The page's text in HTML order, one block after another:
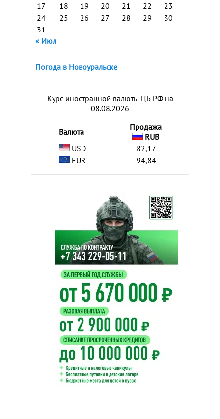
17 18 19 20 21 22
23
24
25 26 27 28 29
30
31
« Июл
Погода в Новоуральске
Курс иностранной валюты ЦБ РФ на
08.08.2026
Валюта
Продажа
RUB
USD
82,17
EUR
94,84